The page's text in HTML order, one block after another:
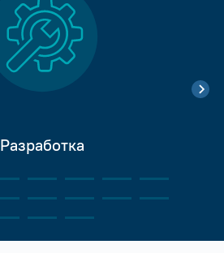
Разработка